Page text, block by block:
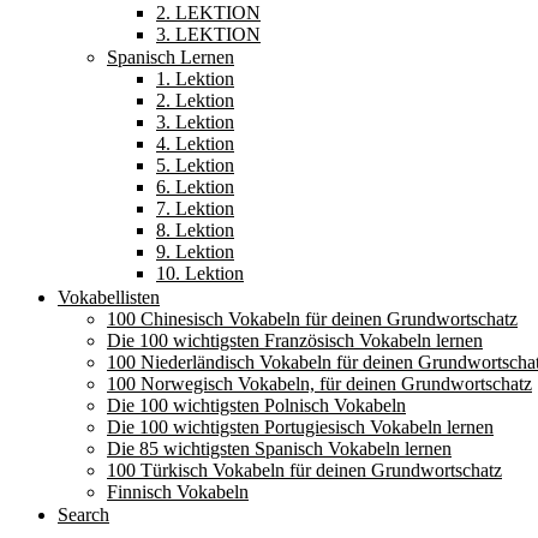
2. LEKTION
3. LEKTION
Spanisch Lernen
1. Lektion
2. Lektion
3. Lektion
4. Lektion
5. Lektion
6. Lektion
7. Lektion
8. Lektion
9. Lektion
10. Lektion
Vokabellisten
100 Chinesisch Vokabeln für deinen Grundwortschatz
Die 100 wichtigsten Französisch Vokabeln lernen
100 Niederländisch Vokabeln für deinen
100 Norwegisch Vokabeln, für deinen Grundwortschatz
Die 100 wichtigsten Polnisch Vokabeln
Die 100 wichtigsten Portugiesisch Vokabeln lernen
Die 85 wichtigsten Spanisch Vokabeln lernen
100 Türkisch Vokabeln für deinen Grundwortschatz
Finnisch Vokabeln
Search